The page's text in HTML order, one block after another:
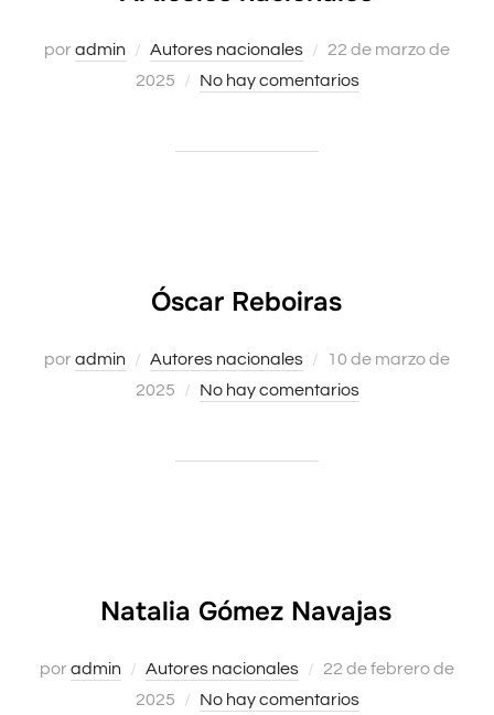
poradmin Autores nacionales
Publicado
el
22 de marzo de
2025
No hay comentarios
Óscar Reboiras
poradmin Autores nacionales
Publicado
el
10 de marzo de
2025
No hay comentarios
Natalia Gómez Navajas
poradmin Autores nacionales
Publicado
el
22 de febrero de
2025
No hay comentarios